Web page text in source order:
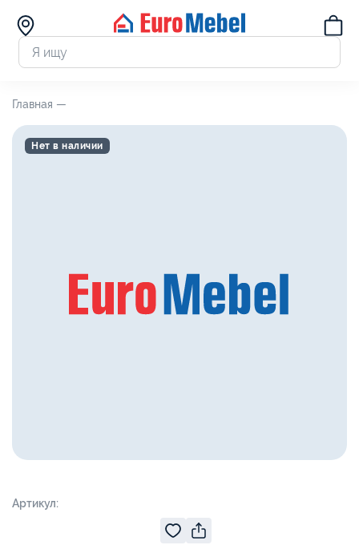
Главная —
Артикул:
Нет в наличии